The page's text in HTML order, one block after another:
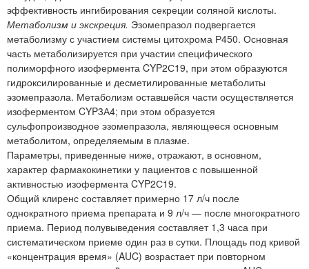
эффективность ингибирования секреции соляной кислоты.
Метаболизм и экскреция. Эзомепразол подвергается
метаболизму с участием системы цитохрома Р450. Основная
часть метаболизируется при участии специфического
полиморфного изофермента CYP2С19, при этом образуются
гидроксилированные и десметилированные метаболиты
эзомепразола. Метаболизм оставшейся части осуществляется
изоферментом CYP3А4; при этом образуется
сульфопроизводное эзомепразола, являющееся основным
метаболитом, определяемым в плазме.
Параметры, приведенные ниже, отражают, в основном,
характер фармакокинетики у пациентов с повышенной
активностью изофермента CYP2С19.
Общий клиренс составляет примерно 17 л/ч после
однократного приема препарата и 9 л/ч — после многократного
приема. Период полувыведения составляет 1,3 часа при
систематическом приеме один раз в сутки. Площадь под кривой
«концентрация время» (AUC) возрастает при повторном